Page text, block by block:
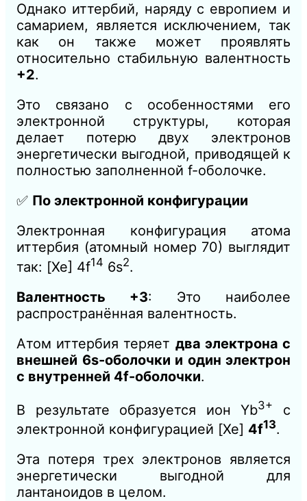
Однако иттербий, наряду с европием и
самарием, является исключением, так
как он также может проявлять
относительно стабильную валентность
+2.
Это связано с особенностями его
электронной структуры, которая
делает потерю двух электронов
энергетически выгодной, приводящей к
полностью заполненной f-оболочке.
✅ По электронной конфигурации
Электронная конфигурация атома
иттербия (атомный номер 70) выглядит
так: [Xe] 4f14 6s2.
Валентность +3: Это наиболее
распространённая валентность.
Атом иттербия теряет два электрона с
внешней 6s-оболочки и один электрон
с внутренней 4f-оболочки.
В результате образуется ион Yb3+
с
электронной конфигурацией [Xe] 4f13.
Эта потеря трех электронов является
энергетически выгодной для
лантаноидов в целом.